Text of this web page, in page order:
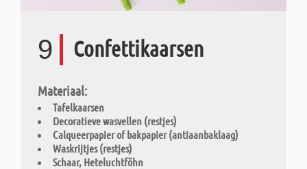
9 Confettikaarsen
Materiaal:
Tafelkaarsen
Decoratieve wasvellen (restjes)
Calqueerpapier of bakpapier (antiaanbaklaag)
Waskrijtjes (restjes)
Schaar, Heteluchtföhn